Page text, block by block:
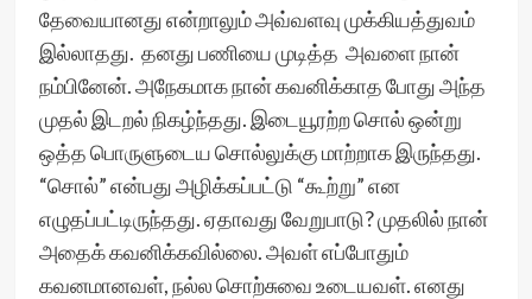
தேவையானது என்றாலும் அவ்வளவு முக்கியத்துவம்
இல்லாதது. தனது பணியை முடித்த அவளை நான்
நம்பினேன். அநேகமாக நான் கவனிக்காத போது அந்த
முதல் இடறல் நிகழ்ந்தது. இடையூரற்ற சொல் ஒன்று
ஒத்த பொருளுடைய சொல்லுக்கு மாற்றாக இருந்தது.
“சொல்” என்பது அழிக்கப்பட்டு “கூற்று” என
எழுதப்பட்டிருந்தது. ஏதாவது வேறுபாடு? முதலில் நான்
அதைக் கவனிக்கவில்லை. அவள் எப்போதும்
கவனமானவள், நல்ல சொற்சுவை உடையவள். எனது